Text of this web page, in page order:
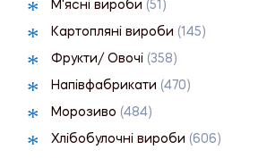
М'ясні вироби (51)
Картопляні вироби (145)
Фрукти/ Овочі (358)
Напівфабрикати (470)
Морозиво (484)
Хлібобулочні вироби (606)